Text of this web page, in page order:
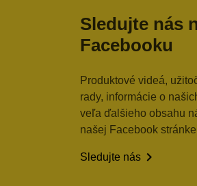
Sledujte nás
Facebooku
Produktové videá,
rady, informácie o
veľa ďalšieho obsahu
našej Facebook
Sledujte nás 